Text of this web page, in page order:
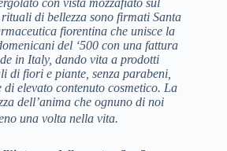
con vista mozzafiato sul
di bellezza sono firmati Santa
fiorentina che unisce la
del ‘500 con una fattura
in Italy, dando vita a prodotti
di fiori e piante, senza parabeni,
elevato contenuto cosmetico. La
dell’anima che ognuno di noi
una volta nella vita.